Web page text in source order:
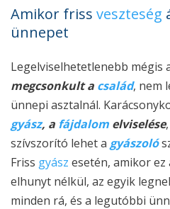
Amikor friss veszteség
ünnepet
Legelviselhetetlenebb mégis
megcsonkult a család, nem
ünnepi asztalnál.
gyász, a fájdalom elviselése
szívszorító lehet a gyászoló
Friss gyász esetén, amikor ez
elhunyt nélkül, az egyik
minden rá, és a legutóbbi